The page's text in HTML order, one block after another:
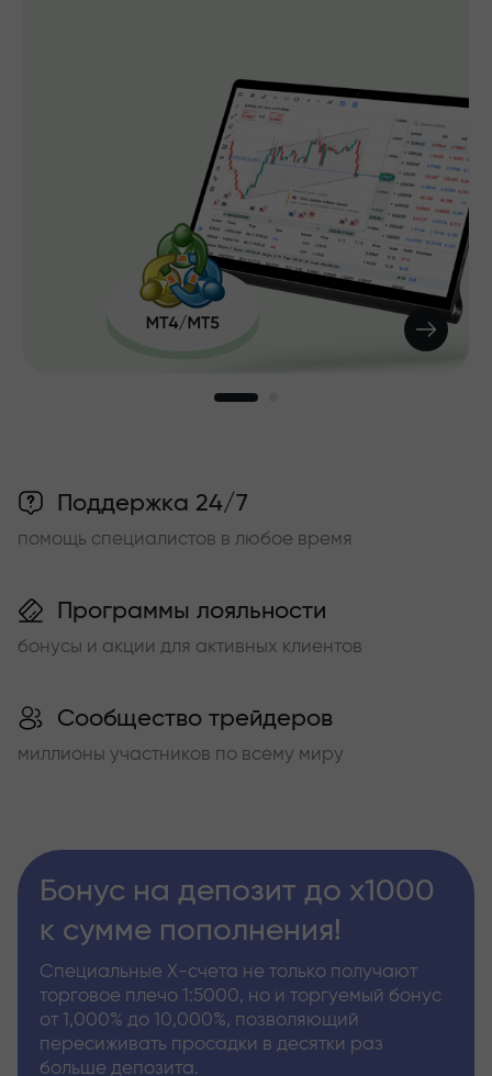
Поддержка 24/7
помощь специалистов в любое время
Программы лояльности
бонусы и акции для активных клиентов
Сообщество трейдеров
миллионы участников по всему миру
Бонус на депозит до х1000
к сумме пополнения!
Специальные Х-счета не только получают
торговое плечо 1:5000, но и торгуемый бонус
от 1,000% до 10,000%, позволяющий
пересиживать просадки в десятки раз
больше депозита.